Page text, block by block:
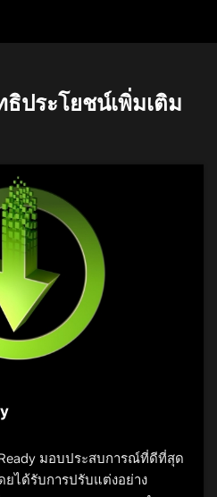
Stream
ยกราฟิกอันน่าทึ่งและ
นไม่มีสะดุด GeForce
ลื่อนโดย NVIDIA
รุ่นที่ 8 นำยุคใหม่ของ
าพสูงพร้อมรองรับการ
ไป ออกแบบมาเพื่อให้มี
ะเอียดสูงขึ้น
ที่คุณชื่นชอบทุกแอป
รณ์ที่ดีที่สุดให้กับผู้ชม
ขับเคลื่อน
คุณ
จะเปลี่ยนทุกห้อง
ดิโอ ยกระดับการสตรี
ยง และการประชุม
เหนือไปอีกขั้นด้วย
สดเสียงและวิดีโอของ
แห่งความคิด
องคุณเข้ากับ
ความเป็นไป
คือแพลตฟอร์มการ
รออกแบบ 3 มิติ
างขึ้นเพื่อเร่งกระแส
รื่องมือเพื่อทำให้ไอ
แบบ 3 มิติ
ประโยชน์เพิ่มเติม
Ready มอบประสบการณ์ที่ดีที่สุด
ได้รับการปรับแต่งอย่าง